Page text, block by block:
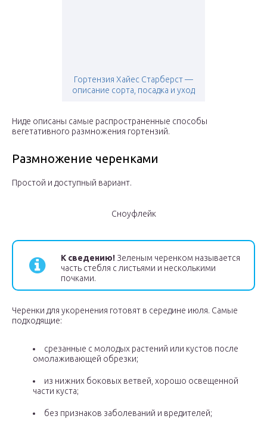
Гортензия Хайес Старберст —
описание сорта, посадка и уход
Ниде описаны самые распространенные способы
вегетативного размножения гортензий.
Размножение черенками
Простой и доступный вариант.
Сноуфлейк
К сведению! Зеленым черенком называется
часть стебля с листьями и несколькими
почками.
Черенки для укоренения готовят в середине июля. Самые
подходящие:
срезанные с молодых растений или кустов после
омолаживающей обрезки;
из нижних боковых ветвей, хорошо освещенной
части куста;
без признаков заболеваний и вредителей;